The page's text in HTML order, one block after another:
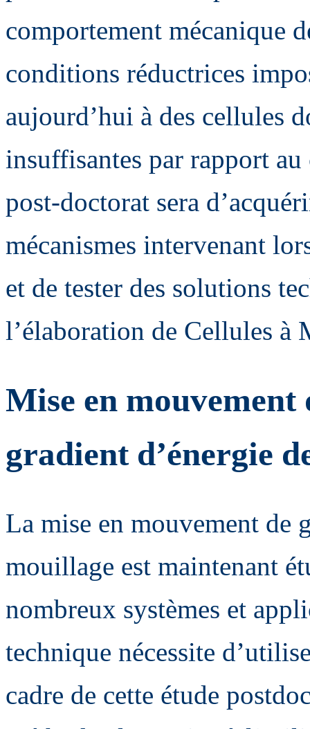
comportement mécanique
conditions réductrices
aujourd’hui à des cellules
insuffisantes par rapport
post-doctorat sera
mécanismes intervenant
et de tester des solutions
l’élaboration de Cellules à
Mise en mouvement
gradient d’énergie
La mise en mouvement de
mouillage est maintenant
nombreux systèmes et
technique nécessite
cadre de cette étude